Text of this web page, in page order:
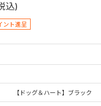
込)
ント進呈
【ドッグ＆ハート】ブラック